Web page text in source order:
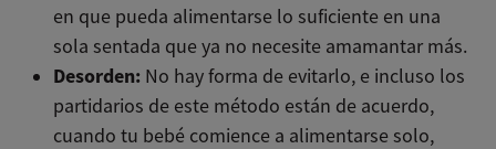
en que pueda alimentarse lo suficiente en una
sola sentada que ya no necesite amamantar más.
Desorden: No hay forma de evitarlo, e incluso los
partidarios de este método están de acuerdo,
cuando tu bebé comience a alimentarse solo,